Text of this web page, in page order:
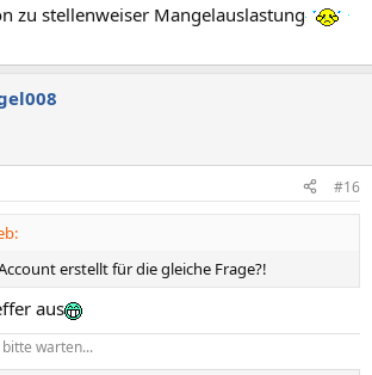
zu stellenweiser Mangelauslastung
#16
erstellt für die gleiche Frage?!
aus
warten...